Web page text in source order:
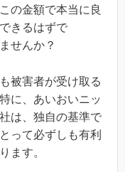
の金額で本当に良
きるはずで
せんか？
被害者が受け取る
に、あいおいニッ
は、独自の基準で
って必ずしも有利
ます。